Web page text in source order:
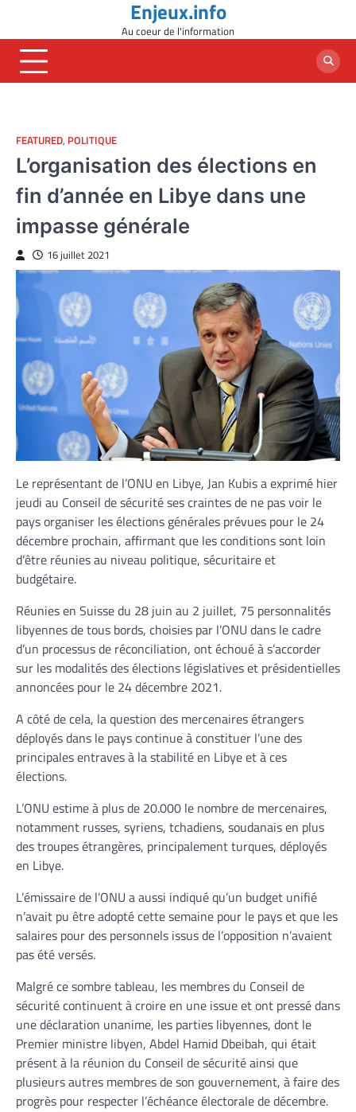
content
Enjeux.info
Au coeur de l'information
FEATURED, POLITIQUE
L’organisation des élections en
fin d’année en Libye dans une
impasse générale
16 juillet 2021
Le représentant de l’ONU en Libye, Jan Kubis a exprimé hier
jeudi au Conseil de sécurité ses craintes de ne pas voir le
pays organiser les élections générales prévues pour le 24
décembre prochain, affirmant que les conditions sont loin
d’être réunies au niveau politique, sécuritaire et
budgétaire.
Réunies en Suisse du 28 juin au 2 juillet, 75 personnalités
libyennes de tous bords, choisies par l’ONU dans le cadre
d’un processus de réconciliation, ont échoué à s’accorder
sur les modalités des élections législatives et présidentielles
annoncées pour le 24 décembre 2021.
A côté de cela, la question des mercenaires étrangers
déployés dans le pays continue à constituer l’une des
principales entraves à la stabilité en Libye et à ces
élections.
L’ONU estime à plus de 20.000 le nombre de mercenaires,
notamment russes, syriens, tchadiens, soudanais en plus
des troupes étrangères, principalement turques, déployés
en Libye.
L’émissaire de l’ONU a aussi indiqué qu’un budget unifié
n’avait pu être adopté cette semaine pour le pays et que les
salaires pour des personnels issus de l’opposition n’avaient
pas été versés.
Malgré ce sombre tableau, les membres du Conseil de
sécurité continuent à croire en une issue et ont pressé dans
une déclaration unanime, les parties libyennes, dont le
Premier ministre libyen, Abdel Hamid Dbeibah, qui était
présent à la réunion du Conseil de sécurité ainsi que
plusieurs autres membres de son gouvernement, à faire des
progrès pour respecter l’échéance électorale de décembre.